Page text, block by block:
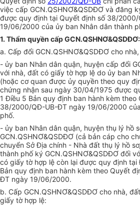
việc cấp GCN.QSHNƠ&QSDĐƠ và đăng
được quy định tại Quyết định số 38/
19/06/2000 của ủy ban Nhân dân thành
1. Thẩm quyền cấp GCN.QSHNƠ&QSDĐƠ:
a. Cấp đổi GCN.QSHNƠ&QSDĐƠ cho
- ủy ban Nhân dân quận, huyện cấp đổi
với nhà, đất có giấy tờ hợp lệ do ủy ban
(hoặc cơ quan được ủy quyền theo quy
chứng nhận sau ngày 30/04/1975 được
1 Điều 5 Bản quy định ban hành kèm theo
38/2000/QĐ-UB-ĐT ngày 19/06/2000
phố.
- ủy ban Nhân dân quận, huyện thụ lý hồ
GCN.QSHNƠ&QSDĐƠ (cả bản cáp cho
chuyển Sở Địa chính - Nhà đất thụ lý hồ
thành phố ký GCN.QSHNƠ&QSDĐƠ đối
có giấy tờ hợp lệ còn lại được quy định tại
Bản quy định ban hành kèm theo Quyết
ĐT ngày 19/06/2000.
b. Cấp GCN.QSHNƠ&QSDĐƠ cho nhà,
giấy tờ hợp lệ: